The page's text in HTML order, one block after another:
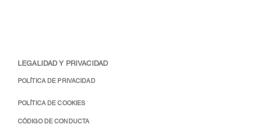
LEGALIDAD Y PRIVACIDAD
POLÍTICA DE PRIVACIDAD
POLÍTICA DE COOKIES
CÓDIGO DE CONDUCTA